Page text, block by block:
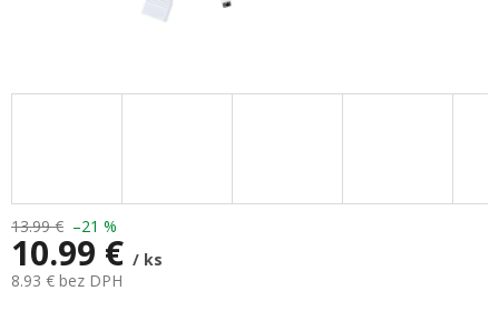
13.99 € –21 %
10.99 € / ks
8.93 € bez DPH